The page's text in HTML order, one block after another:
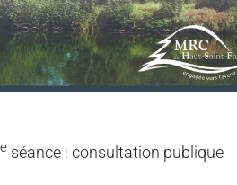
eséance : consultation publique